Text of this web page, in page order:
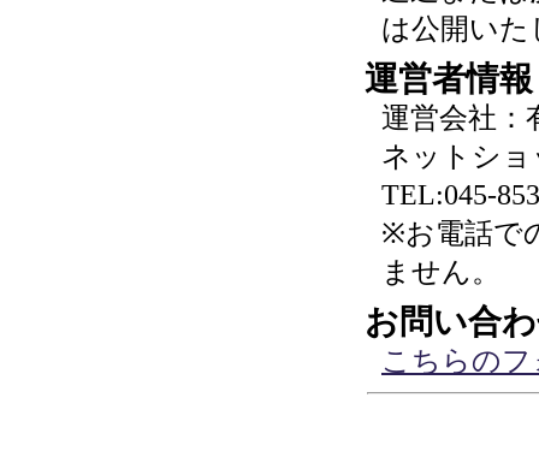
は公開い
運営者情報
運営会社：
ネットショ
TEL:045-
※お電話で
ません。
お問い合
こちらの